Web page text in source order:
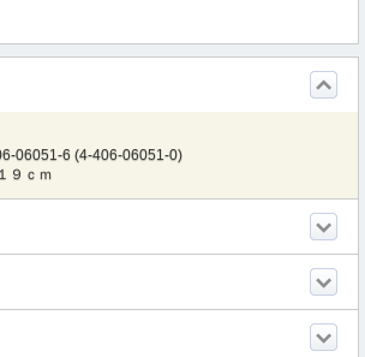
06051-6 (4-406-06051-0)
９ｃｍ